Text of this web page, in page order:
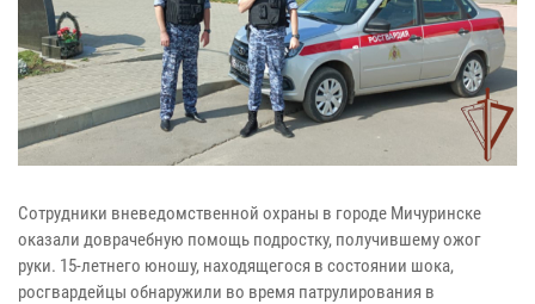
Сотрудники вневедомственной охраны в городе Мичуринске
оказали доврачебную помощь подростку, получившему ожог
руки. 15-летнего юношу, находящегося в состоянии шока,
росгвардейцы обнаружили во время патрулирования в